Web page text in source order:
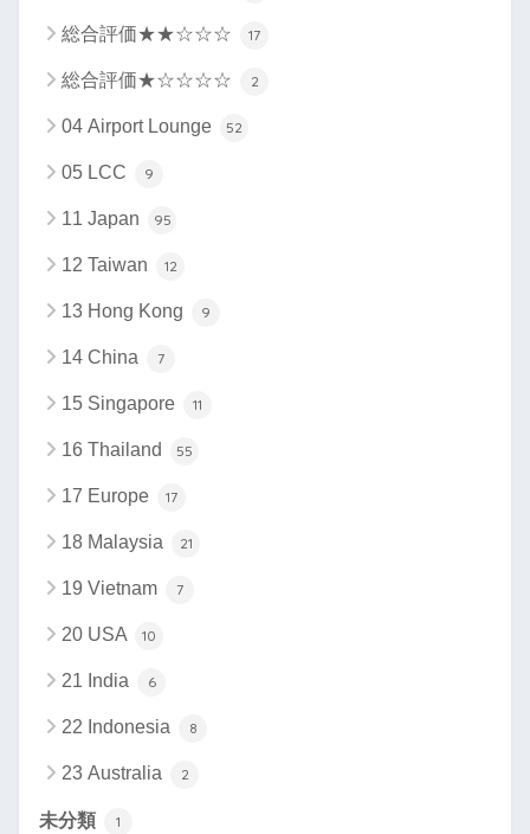
総合評価★★☆☆☆ 17
総合評価★☆☆☆☆ 2
04 Airport Lounge 52
05 LCC 9
11 Japan 95
12 Taiwan 12
13 Hong Kong 9
14 China 7
15 Singapore 11
16 Thailand 55
17 Europe 17
18 Malaysia 21
19 Vietnam 7
20 USA 10
21 India 6
22 Indonesia 8
23 Australia 2
未分類 1